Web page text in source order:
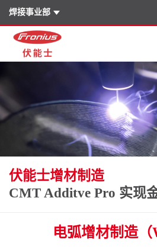
焊接事业部
伏能士增材制造
CMT Additve Pro 实现
电弧增材制造（